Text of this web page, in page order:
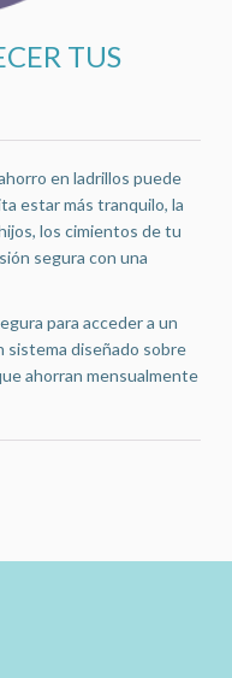
TUS
en ladrillos puede
estar más tranquilo, la
los cimientos de tu
segura con una
para acceder a un
sistema diseñado sobre
ahorran mensualmente